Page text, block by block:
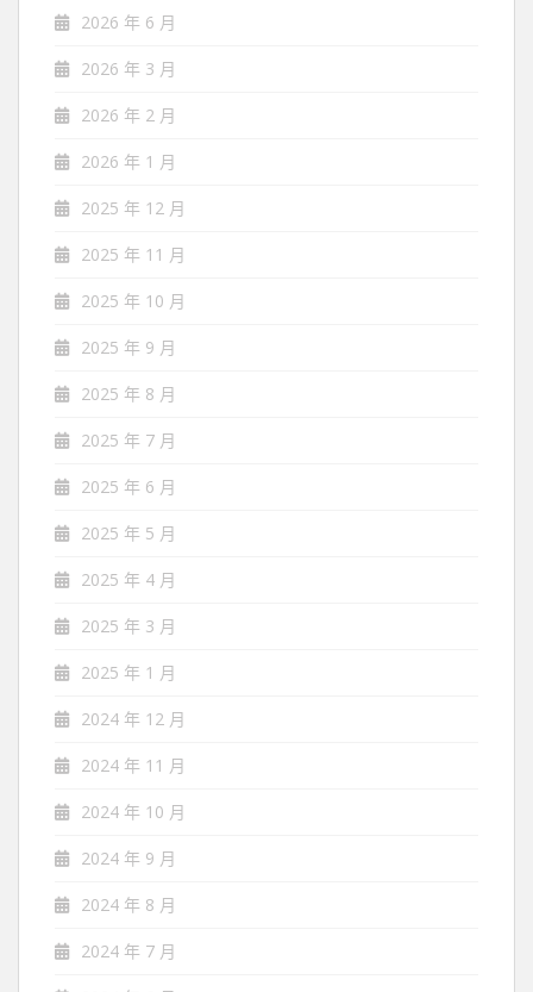
2026 年 6 月
2026 年 3 月
2026 年 2 月
2026 年 1 月
2025 年 12 月
2025 年 11 月
2025 年 10 月
2025 年 9 月
2025 年 8 月
2025 年 7 月
2025 年 6 月
2025 年 5 月
2025 年 4 月
2025 年 3 月
2025 年 1 月
2024 年 12 月
2024 年 11 月
2024 年 10 月
2024 年 9 月
2024 年 8 月
2024 年 7 月